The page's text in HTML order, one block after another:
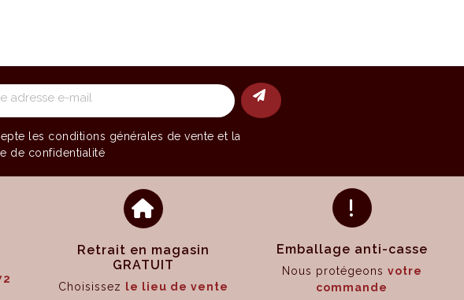
les conditions générales de vente et la
de confidentialité
Retrait en magasin
GRATUIT
Choisissez le lieu de vente
Emballage anti-casse
Nous protégeons votre
commande